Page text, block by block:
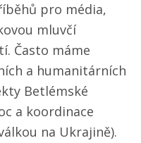
pro média,
mluvčí
Často máme
a humanitárních
Betlémské
a koordinace
na Ukrajině).